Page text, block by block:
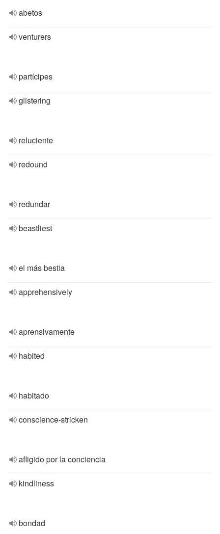
abetos
venturers
partícipes
glistering
reluciente
redound
redundar
beastliest
el más bestia
apprehensively
aprensivamente
habited
habitado
conscience-stricken
afligido por la conciencia
kindliness
bondad